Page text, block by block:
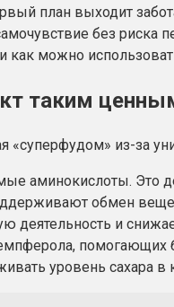
план выходит
без
как можно
таким
«суперфудом» из-за
аминокислоты. Это
обмен
деятельность и
уровень сахара